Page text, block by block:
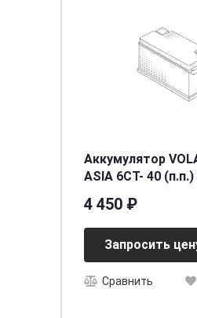
Аккумулятор
ASIA 6СТ- 40 (п.п.)
[д187ш127в225/
шт
4 450 ₽
Запросить
Сравнить